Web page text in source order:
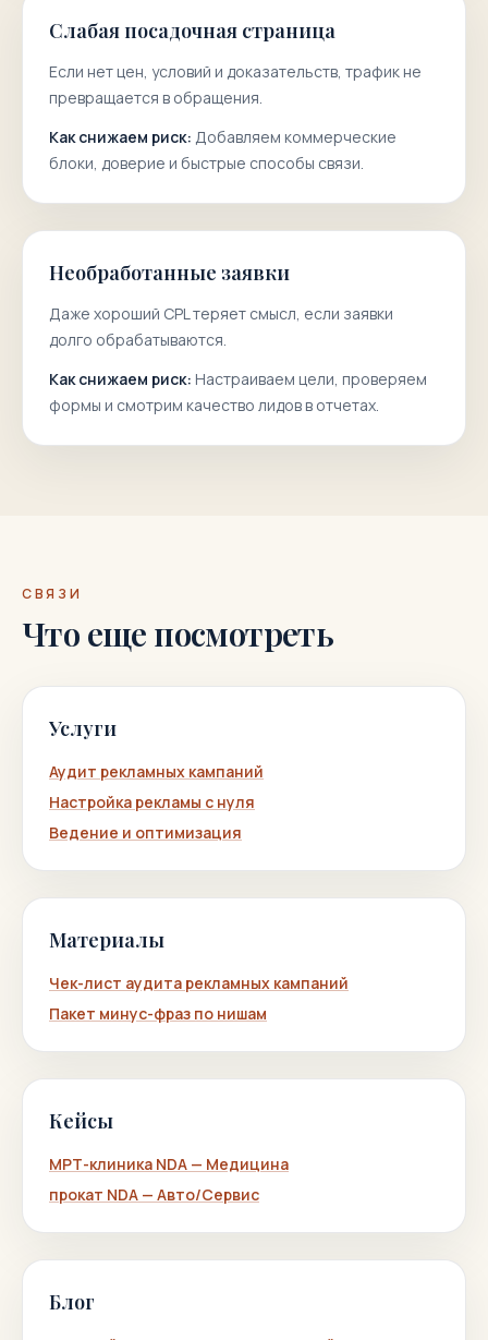
Слабая посадочная страница
Если нет цен, условий и доказательств, трафик не
превращается в обращения.
Как снижаем риск: Добавляем коммерческие
блоки, доверие и быстрые способы связи.
Необработанные заявки
Даже хороший CPL теряет смысл, если заявки
долго обрабатываются.
Как снижаем риск: Настраиваем цели, проверяем
формы и смотрим качество лидов в отчетах.
СВЯЗИ
Что еще посмотреть
Услуги
Аудит рекламных кампаний
Настройка рекламы с нуля
Ведение и оптимизация
Материалы
Чек-лист аудита рекламных кампаний
Пакет минус-фраз по нишам
Кейсы
МРТ-клиника NDA — Медицина
прокат NDA — Авто/Сервис
Блог